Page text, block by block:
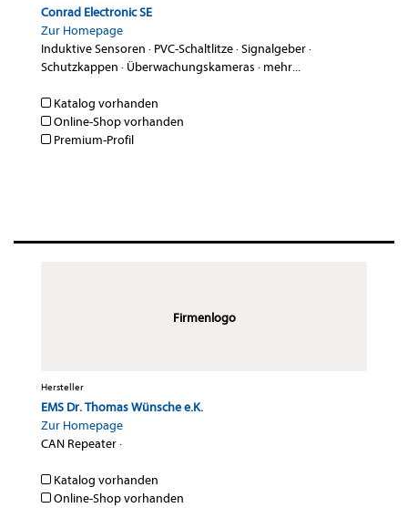
Conrad Electronic SE
Zur Homepage
Induktive Sensoren · PVC-Schaltlitze·Signalgeber·
Schutzkappen · Überwachungskameras · mehr...
Katalog vorhanden
Online-Shop vorhanden
Premium-Profil
Firmenlogo
Hersteller
EMS Dr. Thomas Wünsche e.K.
Zur Homepage
CAN Repeater·
Katalog vorhanden
Online-Shop vorhanden